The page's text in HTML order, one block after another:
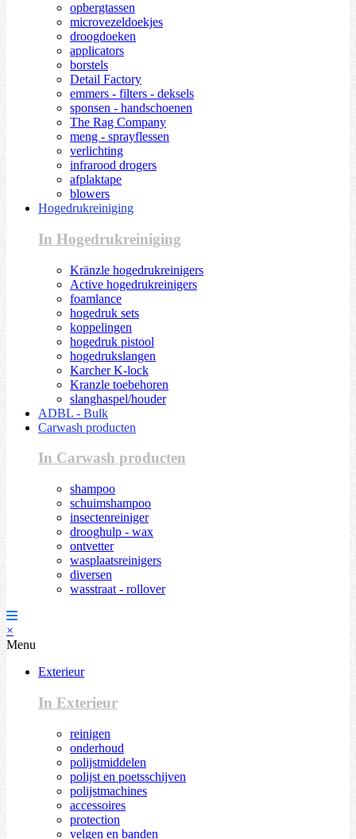
opbergtassen
microvezeldoekjes
droogdoeken
applicators
borstels
Detail Factory
emmers - filters - deksels
sponsen - handschoenen
The Rag Company
meng - sprayflessen
verlichting
infrarood drogers
afplaktape
blowers
Hogedrukreiniging
In Hogedrukreiniging
Kränzle hogedrukreinigers
Active hogedrukreinigers
foamlance
hogedruk sets
koppelingen
hogedruk pistool
hogedrukslangen
Karcher K-lock
Kranzle toebehoren
slanghaspel/houder
ADBL - Bulk
Carwash producten
In Carwash producten
shampoo
schuimshampoo
insectenreiniger
drooghulp - wax
ontvetter
wasplaatsreinigers
diversen
wasstraat - rollover
×
Menu
Exterieur
In Exterieur
reinigen
onderhoud
polijstmiddelen
polijst en poetsschijven
polijstmachines
accessoires
protection
velgen en banden